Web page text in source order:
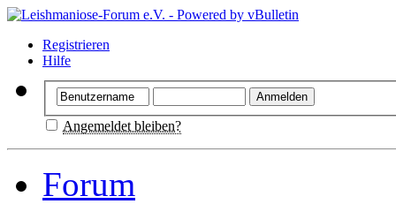
Registrieren
Hilfe
Angemeldet bleiben?
Forum